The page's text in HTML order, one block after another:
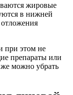
жировые
в нижней
при этом не
препараты или
же можно убрать